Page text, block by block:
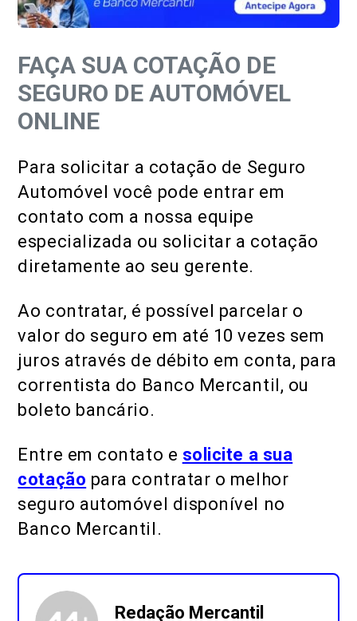
FAÇA SUA COTAÇÃO DE
SEGURO DE AUTOMÓVEL
ONLINE
Para solicitar a cotação de Seguro
Automóvel você pode entrar em
contato com a nossa equipe
especializada ou solicitar a cotação
diretamente ao seu gerente.
Ao contratar, é possível parcelar o
valor do seguro em até 10 vezes sem
juros através de débito em conta, para
correntista do Banco Mercantil, ou
boleto bancário.
Entre em contato e solicite a sua
cotação para contratar o melhor
seguro automóvel disponível no
Banco Mercantil.
Redação Mercantil